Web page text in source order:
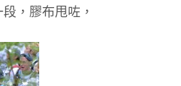
，膠布甩咗，